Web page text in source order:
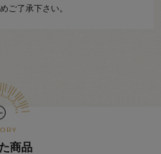
ご了承下さい。
商品